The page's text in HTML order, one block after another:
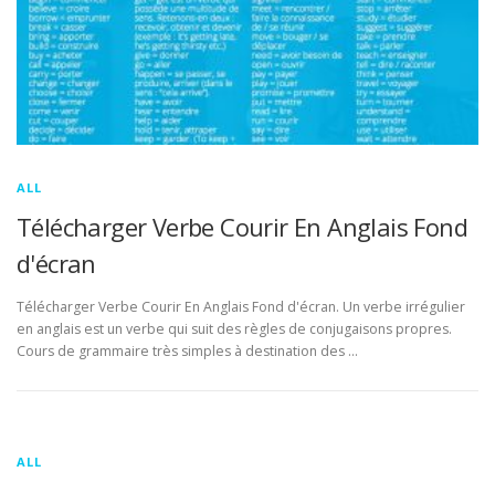
ALL
Télécharger Verbe Courir En Anglais Fond
d'écran
Télécharger Verbe Courir En Anglais Fond d'écran. Un verbe irrégulier
en anglais est un verbe qui suit des règles de conjugaisons propres.
Cours de grammaire très simples à destination des …
ALL